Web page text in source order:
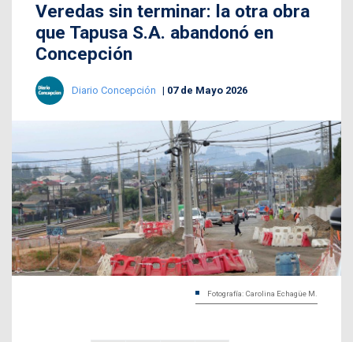
Veredas sin terminar: la otra obra
que Tapusa S.A. abandonó en
Concepción
Diario Concepción 07 de Mayo 2026
Fotografía: Carolina Echagüe M.